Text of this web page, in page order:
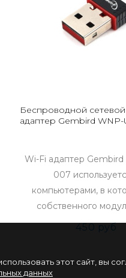
Беспроводной сетевой
адаптер Gembird WNP-
Wi-Fi адаптер
007
компьютерами, в
собственного
450 руб
этот сайт, вы
данных